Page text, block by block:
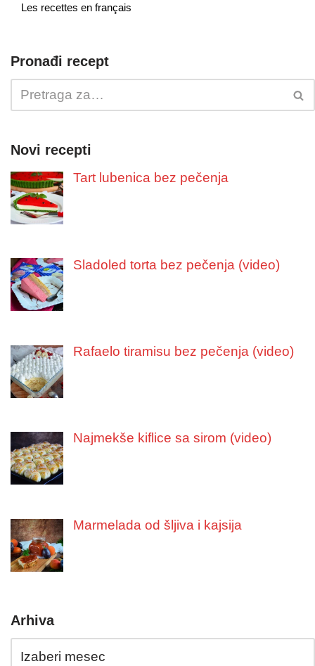
Les recettes en français
Pronađi recept
Novi recepti
Tart lubenica bez pečenja
Sladoled torta bez pečenja (video)
Rafaelo tiramisu bez pečenja (video)
Najmekše kiflice sa sirom (video)
Marmelada od šljiva i kajsija
Arhiva